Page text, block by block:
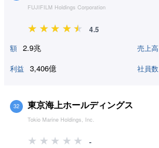
FUJIFILM Holdings Corporation
4.5
額 2.9兆 売上高
利益 3,406億 社員数
32 東京海上ホールディングス
Tokio Marine Holdings, Inc.
-